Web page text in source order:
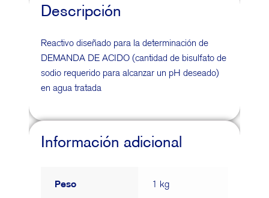
Descripción
Reactivo diseñado para la determinación de
DEMANDA DE ACIDO (cantidad de bisulfato de
sodio requerido para alcanzar un pH deseado)
en agua tratada
Información adicional
Peso 1 kg